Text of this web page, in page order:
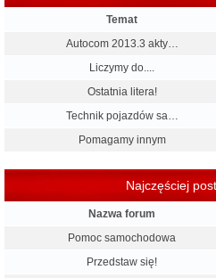
Temat
Autocom 2013.3 akty…
Liczymy do....
Ostatnia litera!
Technik pojazdów sa…
Pomagamy innym
Najczęściej
Nazwa forum
Pomoc samochodowa
Przedstaw się!